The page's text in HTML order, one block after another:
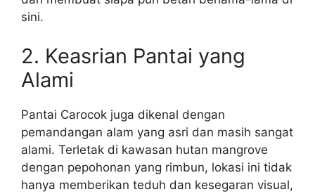
sini.
2. Keasrian Pantai yang
Alami
Pantai Carocok juga dikenal dengan
pemandangan alam yang asri dan masih sangat
alami. Terletak di kawasan hutan mangrove
dengan pepohonan yang rimbun, lokasi ini tidak
hanya memberikan teduh dan kesegaran visual,